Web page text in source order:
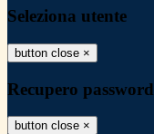
Seleziona utente
button close ×
Recupero password
button close ×